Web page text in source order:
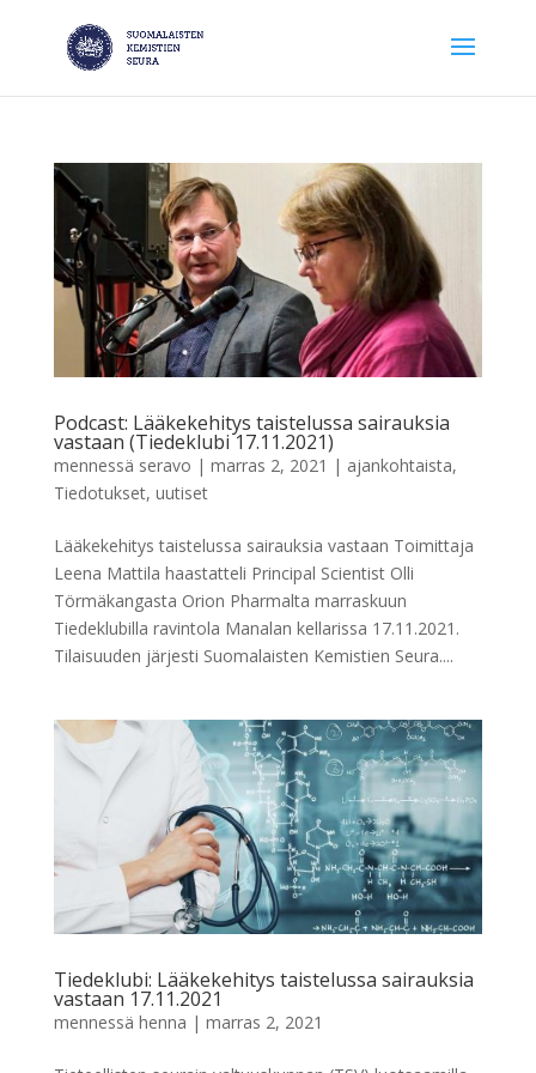
Podcast: Lääkekehitys taistelussa sairauksia
vastaan (Tiedeklubi 17.11.2021)
mennessä seravo | marras 2, 2021 | ajankohtaista,
Tiedotukset, uutiset
Lääkekehitys taistelussa sairauksia vastaan Toimittaja
Leena Mattila haastatteli Principal Scientist Olli
Törmäkangasta Orion Pharmalta marraskuun
Tiedeklubilla ravintola Manalan kellarissa 17.11.2021.
Tilaisuuden järjesti Suomalaisten Kemistien Seura....
Tiedeklubi: Lääkekehitys taistelussa sairauksia
vastaan 17.11.2021
mennessä henna | marras 2, 2021